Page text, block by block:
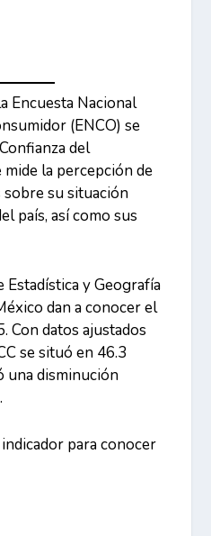
Encuesta Nacional
(ENCO) se
del
mide la percepción de
su situación
país, así como sus
y Geografía
dan a conocer el
Con datos ajustados
se situó en 46.3
una disminución
para conocer